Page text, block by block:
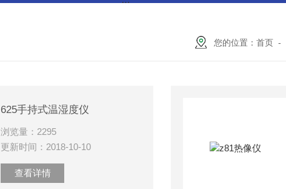
您的位置： 首页 -
625手持式温湿度仪
浏览量：2295
更新时间：2018-10-10
查看详情